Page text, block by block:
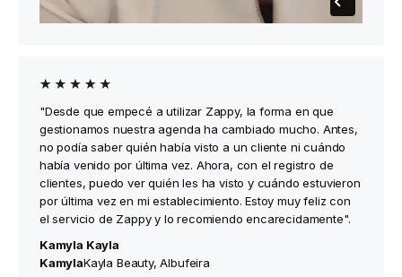
"Desde que empecé a utilizar Zappy, la forma en que
gestionamos nuestra agenda ha cambiado mucho. Antes,
no podía saber quién había visto a un cliente ni cuándo
había venido por última vez. Ahora, con el registro de
clientes, puedo ver quién les ha visto y cuándo estuvieron
por última vez en mi establecimiento. Estoy muy feliz con
el servicio de Zappy y lo recomiendo encarecidamente".
Kamyla Kayla
‍KamylaKayla Beauty, Albufeira